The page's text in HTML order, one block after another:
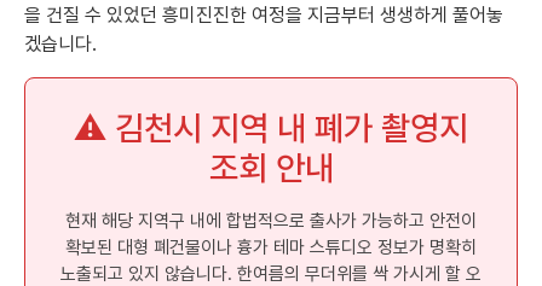
을 건질 수 있었던 흥미진진한 여정을 지금부터 생생하게 풀어놓
겠습니다.
⚠️ 김천시 지역 내 폐가 촬영지
조회 안내
현재 해당 지역구 내에 합법적으로 출사가 가능하고 안전이
확보된 대형 폐건물이나 흉가 테마 스튜디오 정보가 명확히
노출되고 있지 않습니다. 한여름의 무더위를 싹 가시게 할 오